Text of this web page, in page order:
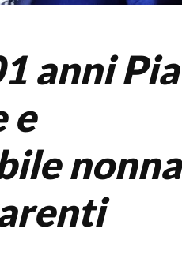
anni Pia
e
nonna